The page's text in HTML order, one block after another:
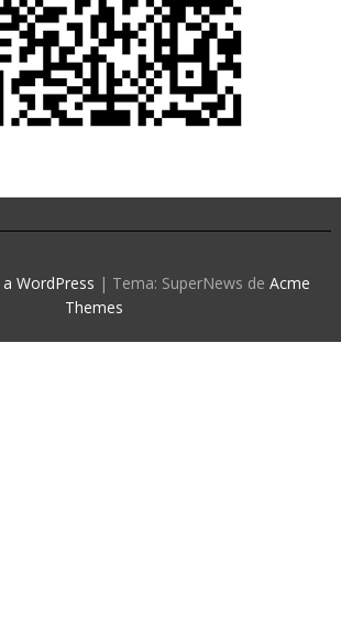
WordPress | Tema: SuperNews de Acme
Themes